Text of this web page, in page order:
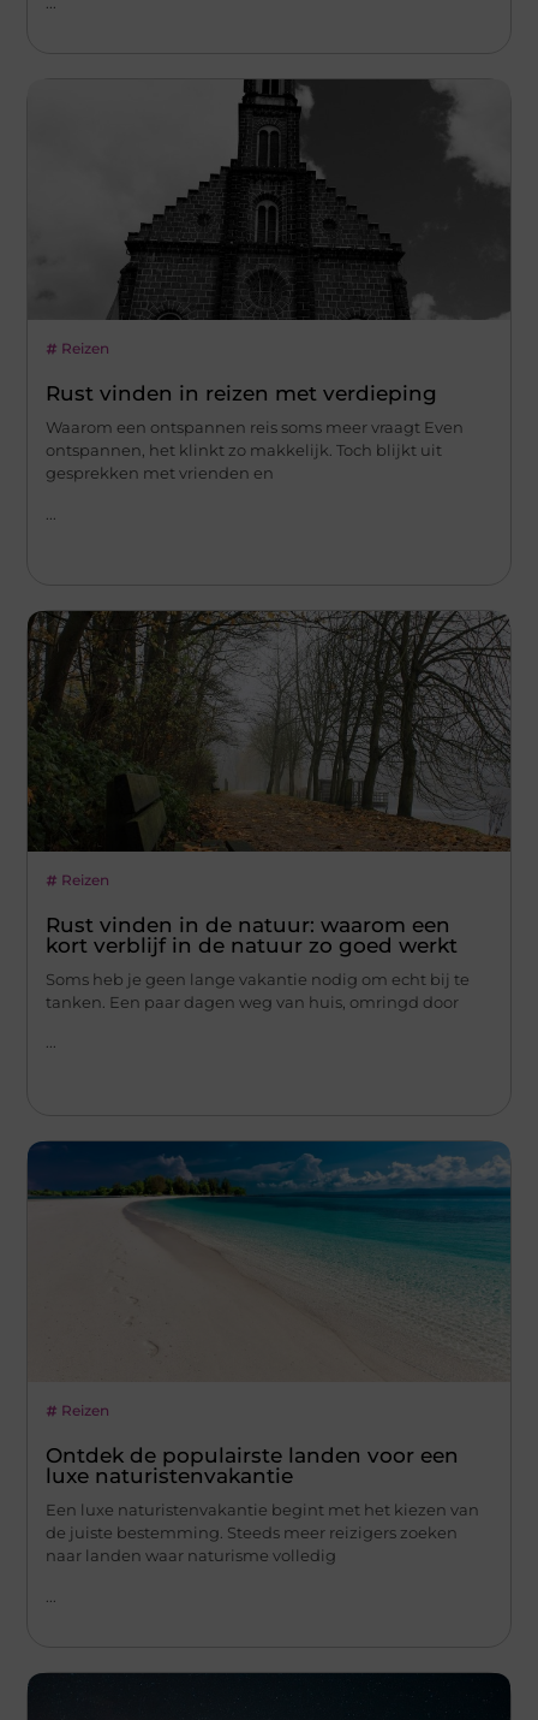
Reizen
Rust vinden in reizen met verdieping
Waarom een ontspannen reis soms meer vraagt Even
ontspannen, het klinkt zo makkelijk. Toch blijkt uit
gesprekken met vrienden en
Reizen
Rust vinden in de natuur: waarom een
kort verblijf in de natuur zo goed werkt
Soms heb je geen lange vakantie nodig om echt bij te
tanken. Een paar dagen weg van huis, omringd door
...
Reizen
Ontdek de populairste landen voor een
luxe naturistenvakantie
Een luxe naturistenvakantie begint met het kiezen van
de juiste bestemming. Steeds meer reizigers zoeken
naar landen waar naturisme volledig